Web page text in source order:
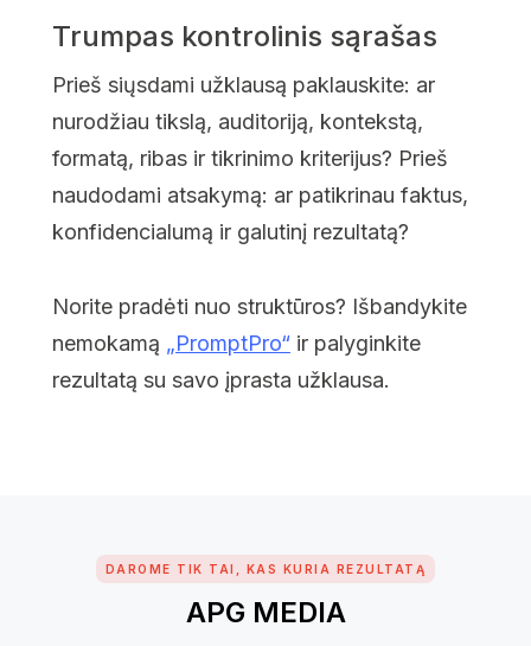
Trumpas kontrolinis sąrašas
Prieš siųsdami užklausą paklauskite: ar
nurodžiau tikslą, auditoriją, kontekstą,
formatą, ribas ir tikrinimo kriterijus? Prieš
naudodami atsakymą: ar patikrinau faktus,
konfidencialumą ir galutinį rezultatą?
Norite pradėti nuo struktūros? Išbandykite
nemokamą „PromptPro“ ir palyginkite
rezultatą su savo įprasta užklausa.
DAROME TIK TAI, KAS KURIA REZULTATĄ
APG MEDIA